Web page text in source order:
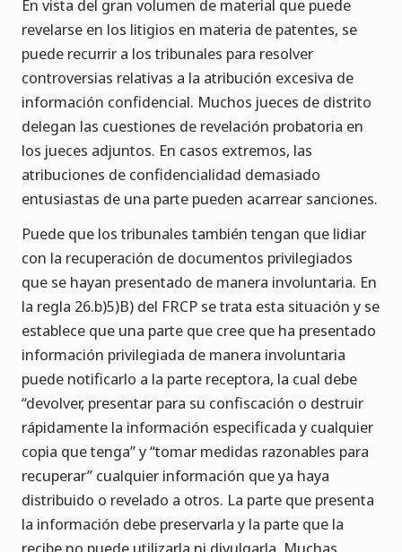
En vista del gran volumen de material que puede
revelarse en los litigios en materia de patentes, se
puede recurrir a los tribunales para resolver
controversias relativas a la atribución excesiva de
información confidencial. Muchos jueces de distrito
delegan las cuestiones de revelación probatoria en
los jueces adjuntos. En casos extremos, las
atribuciones de confidencialidad demasiado
entusiastas de una parte pueden acarrear sanciones.
Puede que los tribunales también tengan que lidiar
con la recuperación de documentos privilegiados
que se hayan presentado de manera involuntaria. En
la regla 26.b)5)B) del FRCP se trata esta situación y se
establece que una parte que cree que ha presentado
información privilegiada de manera involuntaria
puede notificarlo a la parte receptora, la cual debe
“devolver, presentar para su confiscación o destruir
rápidamente la información especificada y cualquier
copia que tenga” y “tomar medidas razonables para
recuperar” cualquier información que ya haya
distribuido o revelado a otros. La parte que presenta
la información debe preservarla y la parte que la